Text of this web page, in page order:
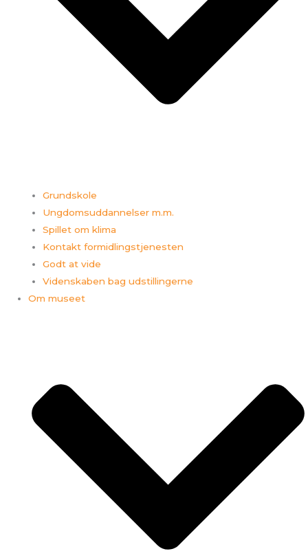
Grundskole
Ungdomsuddannelser m.m.
Spillet om klima
Kontakt formidlingstjenesten
Godt at vide
Videnskaben bag udstillingerne
Om museet